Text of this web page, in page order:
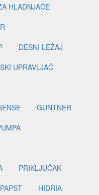
HLADNJAČE
DESNI LEŽAJ
UPRAVLJAČ
GUNTNER
PRIKLJUČAK
HIDRIA